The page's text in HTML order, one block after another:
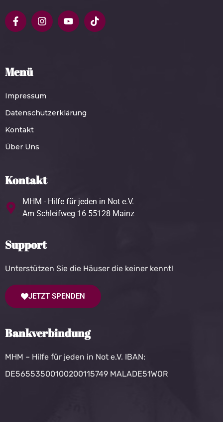
Menü
Impressum
Datenschutzerklärung
Kontakt
Über Uns
Kontakt
MHM - Hilfe für jeden in Not e.V.
Am Schleifweg 16 55128 Mainz
Support
Unterstützen Sie die Häuser die keiner kennt!
JETZT SPENDEN
Bankverbindung
MHM – Hilfe für jeden in Not e.V. IBAN:
DE56553500100200115749 MALADE51WOR